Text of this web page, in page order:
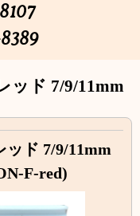
ド 7/9/11mm
ド 7/9/11mm
F-red)